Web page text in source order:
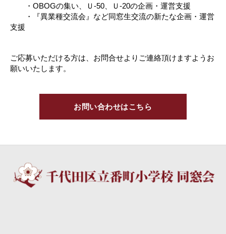
・OBOGの集い、Ｕ-50、Ｕ-20の企画・運営支援
・『異業種交流会』など同窓生交流の新たな企画・運営
支援
ご応募いただける方は、お問合せよりご連絡頂けますようお
願いいたします。
お問い合わせはこちら